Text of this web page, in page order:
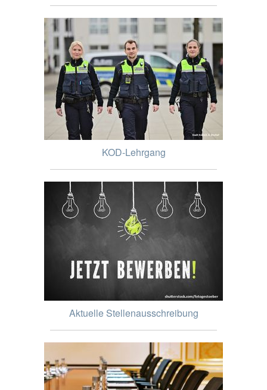
KOD-Lehrgang
Aktuelle Stellenausschreibung